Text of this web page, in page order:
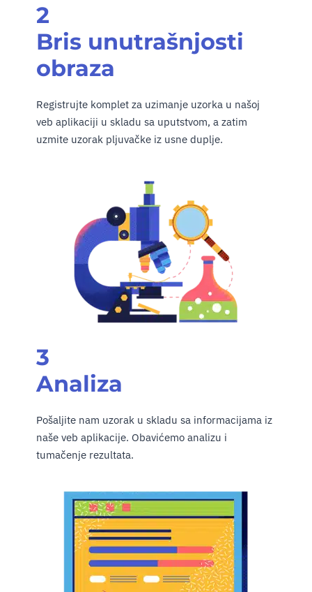
2
Bris unutrašnjosti
obraza
Registrujte komplet za uzimanje uzorka u našoj
veb aplikaciji u skladu sa uputstvom, a zatim
uzmite uzorak pljuvačke iz usne duplje.
3
Analiza
Pošaljite nam uzorak u skladu sa informacijama iz
naše veb aplikacije. Obavićemo analizu i
tumačenje rezultata.